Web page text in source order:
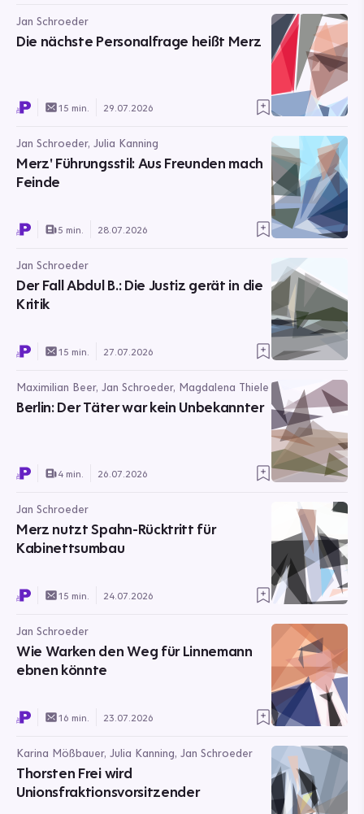
Jan Schroeder
Die nächste Personalfrage heißt Merz
15 min. 29.07.2026
Jan Schroeder, Julia Kanning
Merz' Führungsstil: Aus Freunden mach
Feinde
5 min. 28.07.2026
Jan Schroeder
Der Fall Abdul B.: Die Justiz gerät in die
Kritik
15 min. 27.07.2026
Maximilian Beer, Jan Schroeder, Magdalena Thiele
Berlin: Der Täter war kein Unbekannter
4 min. 26.07.2026
Jan Schroeder
Merz nutzt Spahn-Rücktritt für
Kabinettsumbau
15 min. 24.07.2026
Jan Schroeder
Wie Warken den Weg für Linnemann
ebnen könnte
16 min. 23.07.2026
Karina Mößbauer, Julia Kanning, Jan Schroeder
Thorsten Frei wird
Unionsfraktionsvorsitzender